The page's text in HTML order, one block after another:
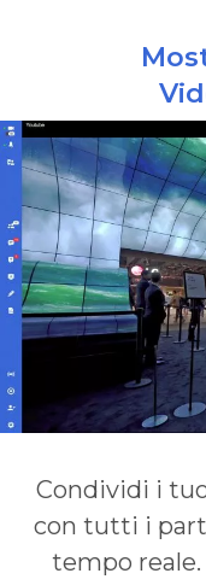
Condividi i
con tutti i
tempo